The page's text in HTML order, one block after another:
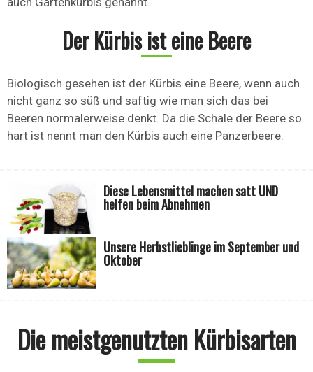
Der Kürbis ist eine Beere
Biologisch gesehen ist der Kürbis eine Beere, wenn auch
nicht ganz so süß und saftig wie man sich das bei
Beeren normalerweise denkt. Da die Schale der Beere so
hart ist nennt man den Kürbis auch eine Panzerbeere.
Diese Lebensmittel machen satt UND
helfen beim Abnehmen
Unsere Herbstlieblinge im September und
Oktober
Die meistgenutzten Kürbisarten